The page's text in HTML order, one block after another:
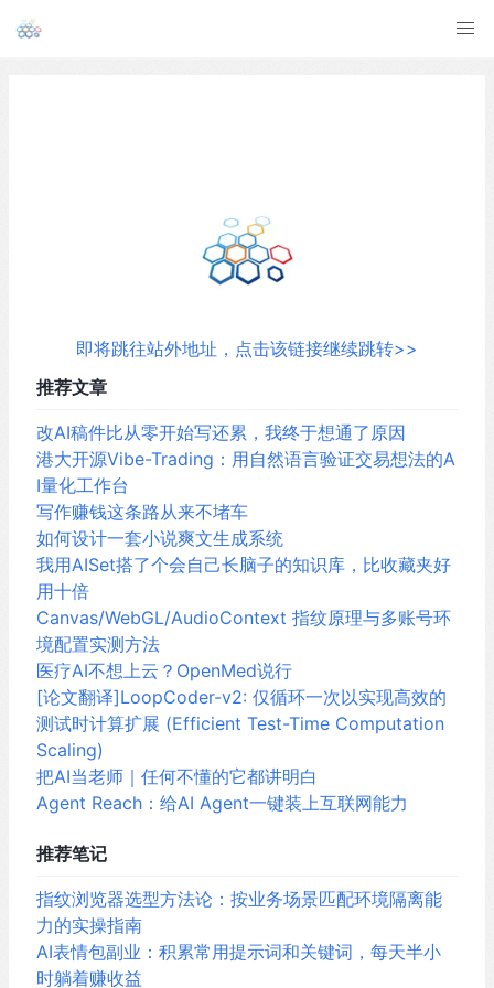
即将跳往站外地址，点击该链接继续跳转>>
推荐文章
改AI稿件比从零开始写还累，我终于想通了原因
港大开源Vibe-Trading：用自然语言验证交易想法的A
I量化工作台
写作赚钱这条路从来不堵车
如何设计一套小说爽文生成系统
我用AISet搭了个会自己长脑子的知识库，比收藏夹好
用十倍
Canvas/WebGL/AudioContext 指纹原理与多账号环
境配置实测方法
医疗AI不想上云？OpenMed说行
[论文翻译]LoopCoder-v2: 仅循环一次以实现高效的
测试时计算扩展 (Efficient Test-Time Computation
Scaling)
把AI当老师｜任何不懂的它都讲明白
Agent Reach：给AI Agent一键装上互联网能力
推荐笔记
指纹浏览器选型方法论：按业务场景匹配环境隔离能
力的实操指南
AI表情包副业：积累常用提示词和关键词，每天半小
时躺着赚收益